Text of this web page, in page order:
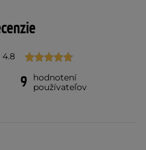
4.8
9
hodnotení
používateľov